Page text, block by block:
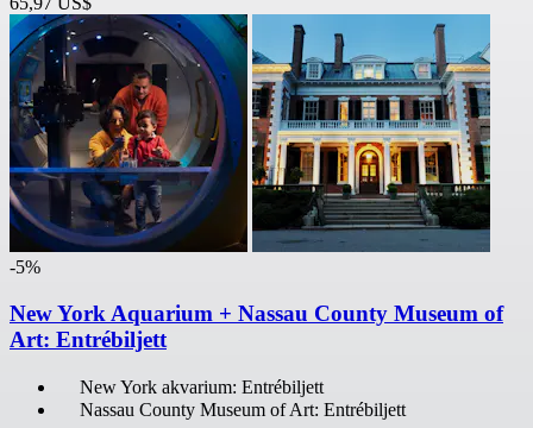
-5%
New York Aquarium + Nassau County Museum of
Art: Entrébiljett
New York akvarium: Entrébiljett
Nassau County Museum of Art: Entrébiljett